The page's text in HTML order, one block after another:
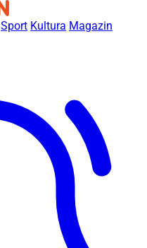
Sport Kultura Magazin